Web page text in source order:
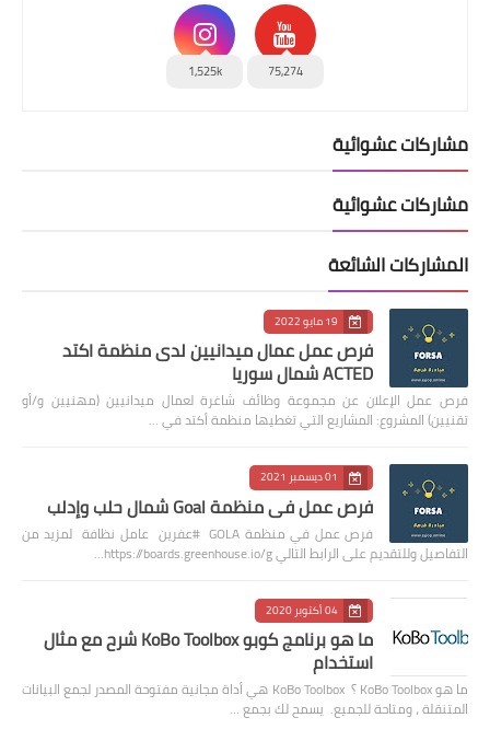
75,274
1,525k
مشاركات عشوائية
مشاركات عشوائية
المشاركات الشائعة
19 مايو 2022
فرص عمل عمال ميدانيين لدى منظمة اكتد
ACTED شمال سوريا
فرص عمل الإعلان عن مجموعة وظائف شاغرة لعمال ميدانيين (مهنيين و/أو
تقنيين) المشروع: المشاريع التي تغطيها منظمة أكتد في …
01 ديسمبر 2021
فرص عمل في منظمة Goal شمال حلب وإدلب
فرص عمل في منظمة GOLA #عفرين عامل نظافة لمزيد من
التفاصيل وللتقديم على الرابط التالي https://boards.greenhouse.io/g…
04 أكتوبر 2020
ما هو برنامج كوبو KoBo Toolbox شرح مع مثال
استخدام
ما هو KoBo Toolbox ؟ KoBo Toolbox هي أداة مجانية مفتوحة المصدر لجمع البيانات
المتنقلة ، ومتاحة للجميع. يسمح لك بجمع …